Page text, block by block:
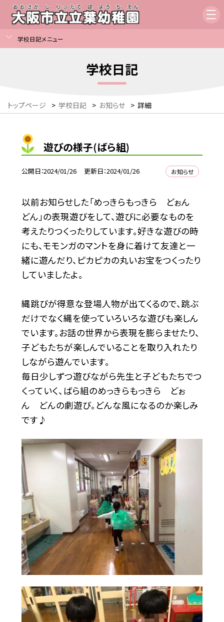
学校日記メニュー
学校日記
トップページ > 学校日記 > お知らせ > 詳細
遊びの様子(ばら組)
公開日 2024/01/26 更新日 2024/01/26 お知らせ
以前お知らせした「めっきらもっきら どぉん
どん」の表現遊びをして、遊びに必要なものを
考えたりつくったりしています。好きな遊びの時
にも、モモンガのマントを身に着けて友達と一
緒に遊んだり、ピカピカの丸いお宝をつくったり
していましたよ。
縄跳びが得意な登場人物が出てくるので、跳ぶ
だけでなく縄を使っていろいろな遊びも楽しん
でいます。お話の世界から表現を膨らませたり、
子どもたちが楽しんでいることを取り入れたり
しながら遊んでいます。
毎日少しずつ遊びながら先生と子どもたちでつ
くっていく、ばら組のめっきらもっきら どぉ
ん どんの劇遊び。どんな風になるのか楽しみ
です♪